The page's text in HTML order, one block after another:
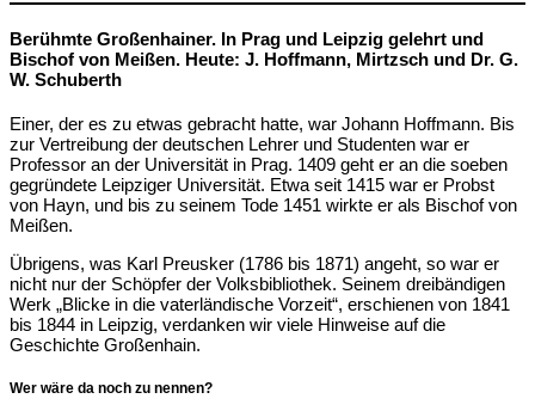
Berühmte Großenhainer. In Prag und Leipzig gelehrt und
Bischof von Meißen. Heute: J. Hoffmann, Mirtzsch und Dr. G.
W. Schuberth
Einer, der es zu etwas gebracht hatte, war Johann Hoffmann. Bis
zur Vertreibung der deutschen Lehrer und Studenten war er
Professor an der Universität in Prag. 1409 geht er an die soeben
gegründete Leipziger Universität. Etwa seit 1415 war er Probst
von Hayn, und bis zu seinem Tode 1451 wirkte er als Bischof von
Meißen.
Übrigens, was Karl Preusker (1786 bis 1871) angeht, so war er
nicht nur der Schöpfer der Volksbibliothek. Seinem dreibändigen
Werk „Blicke in die vaterländische Vorzeit“, erschienen von 1841
bis 1844 in Leipzig, verdanken wir viele Hinweise auf die
Geschichte Großenhain.
Wer wäre da noch zu nennen?